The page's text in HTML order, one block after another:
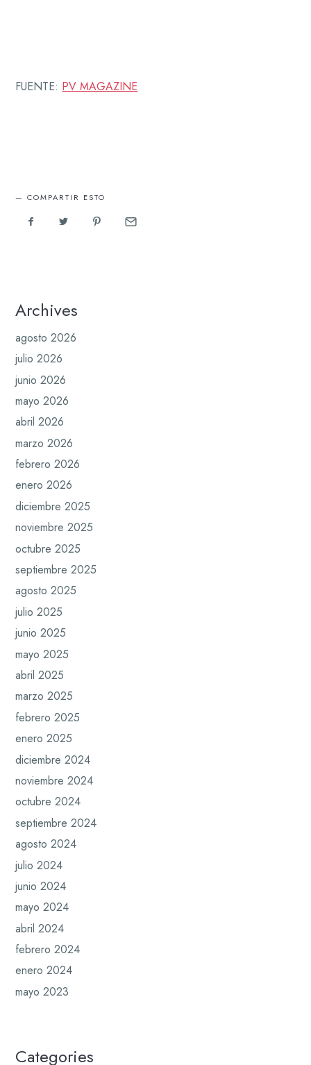
FUENTE: PV MAGAZINE
COMPARTIR ESTO
Archives
agosto 2026
julio 2026
junio 2026
mayo 2026
abril 2026
marzo 2026
febrero 2026
enero 2026
diciembre 2025
noviembre 2025
octubre 2025
septiembre 2025
agosto 2025
julio 2025
junio 2025
mayo 2025
abril 2025
marzo 2025
febrero 2025
enero 2025
diciembre 2024
noviembre 2024
octubre 2024
septiembre 2024
agosto 2024
julio 2024
junio 2024
mayo 2024
abril 2024
febrero 2024
enero 2024
mayo 2023
Categories